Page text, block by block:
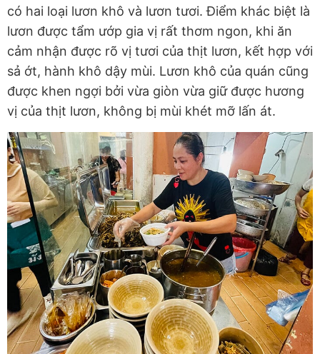
có hai loại lươn khô và lươn tươi. Điểm khác biệt là
lươn được tẩm ướp gia vị rất thơm ngon, khi ăn
cảm nhận được rõ vị tươi của thịt lươn, kết hợp với
sả ớt, hành khô dậy mùi. Lươn khô của quán cũng
được khen ngợi bởi vừa giòn vừa giữ được hương
vị của thịt lươn, không bị mùi khét mỡ lấn át.